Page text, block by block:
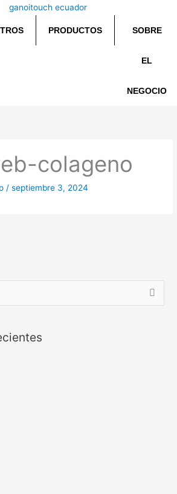
PRODUCTOS SOBRE
EL
NEGOCIO
colageno
/septiembre 3, 2024